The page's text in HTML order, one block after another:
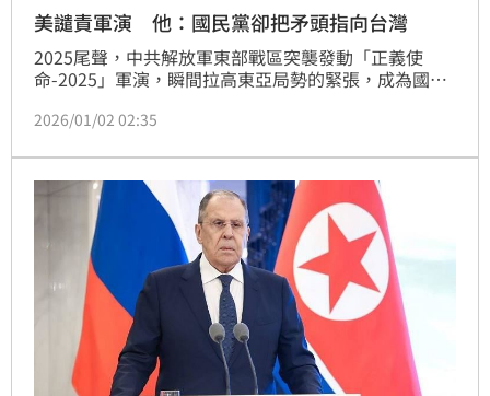
美譴責軍演 他：國民黨卻把矛頭指向台灣
2025尾聲，中共解放軍東部戰區突襲發動「正義使
命-2025」軍演，瞬間拉高東亞局勢的緊張，成為國際
（Tommy Pigott）也最新發布聲明，敦促北京當局克
中共之提案，民進黨立委王定宇今（2）日感慨，「荒
謬的是，只有中國、北韓、俄羅斯之類的獨裁國家和中
國國民黨把矛頭指向民主台灣的民選政府」
2026/01/02 02:35